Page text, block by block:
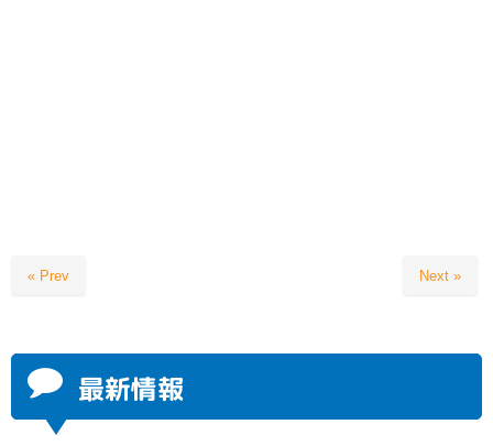
« Prev Next »
最新情報